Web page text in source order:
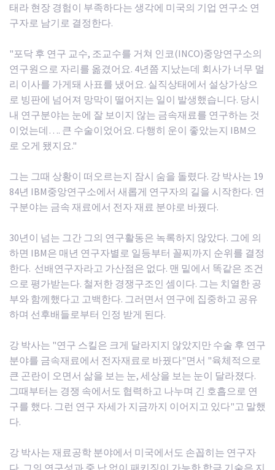
태라 현장 경험이 부족하다는 생각에 미국의 기업 연구소 연
구자로 남기로 결정한다.
"포닥 후 연구 교수, 조교수를 거쳐 인코(INCO)중앙연구소의
연구원으로 자리를 옮겼어요. 4년쯤 지났는데 회사가 너무 멀
리 이사를 가게돼 사표를 냈어요. 실직상태에서 설상가상으
로 빙판에 넘어져 망막이 떨어지는 일이 발생했습니다. 당시
내 연구분야는 눈에 잘 보이지 않는 금속재료를 연구하는 것
이었는데…. 큰 수술이었어요. 다행히 운이 좋았는지 IBM으
로 오게 됐지요."
그는 그때 상황이 떠오르는지 잠시 숨을 돌렸다. 강 박사는 19
84년 IBM중앙연구소에서 새롭게 연구자의 길을 시작한다. 연
구분야는 금속 재료에서 전자 재료 분야로 바꿨다.
30년이 넘는 그간 그의 연구활동은 녹록하지 않았다. 그에 의
하면 IBM은 매년 연구자별로 일등부터 꼴찌까지 순위를 결정
한다. 선배연구자라고 가산점은 없다. 맨 밑에서 똑같은 조건
으로 평가받는다. 철저한 경쟁구조인 셈이다. 그는 치열한 공
부와 함께했다고 고백한다. 그러면서 연구에 집중하고 공유
하며 선후배들로부터 인정 받게 된다.
강 박사는 "연구 스킬은 크게 달라지지 않았지만 수술 후 연구
분야를 금속재료에서 전자재료로 바꿨다"면서 "육체적으로
큰 곤란이 오면서 삶을 보는 눈, 세상을 보는 눈이 달라졌다.
그때부터는 경쟁 속에서도 협력하고 나누며 긴 호흡으로 연
구를 했다. 그런 연구 자세가 지금까지 이어지고 있다"고 말했
다.
강 박사는 재료공학 분야에서 미국에서도 손꼽히는 연구자
다. 그의 연구성과 중 납 없이 패키징이 가능한 합금 기술은 지